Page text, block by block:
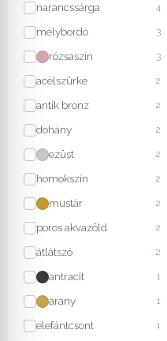
narancssárga 4
mélybordó 3
rózsaszín 3
acélszürke 2
antik bronz 2
dohány 2
ezüst 2
homokszín 2
mustár 2
poros akvazöld 2
átlátszó 2
antracit 1
arany 1
elefántcsont 1